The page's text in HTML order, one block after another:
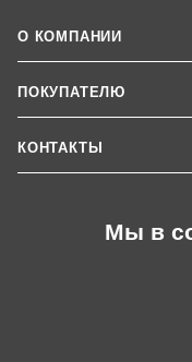
О КОМПАНИИ
ПОКУПАТЕЛЮ
КОНТАКТЫ
Мы в